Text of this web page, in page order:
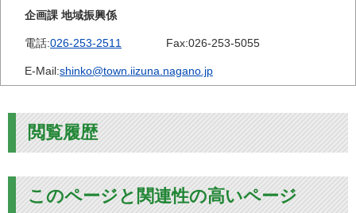
企画課 地域振興係
電話:026-253-2511 Fax:026-253-5055
E-Mail:shinko@town.iizuna.nagano.jp
閲覧履歴
このページと関連性の高いページ